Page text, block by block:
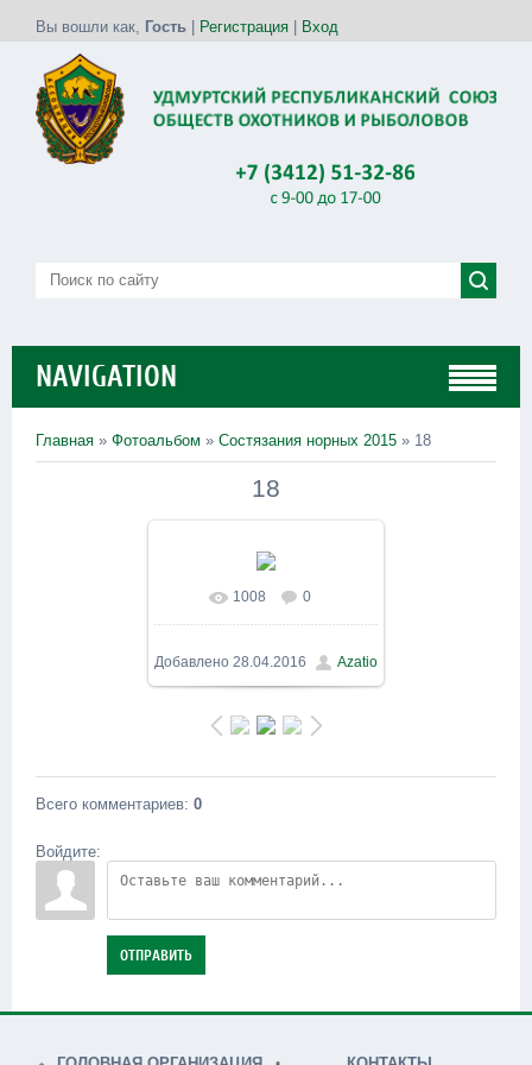
Вы вошли как, Гость Регистрация Вход
NAVIGATION
Главная » Фотоальбом » Состязания норных 2015 » 18
18
В реальном размере
800x600/ 205.1Kb
1008 0
Добавлено 28.04.2016 Azatio
Всего комментариев: 0
Войдите:
ОТПРАВИТЬ